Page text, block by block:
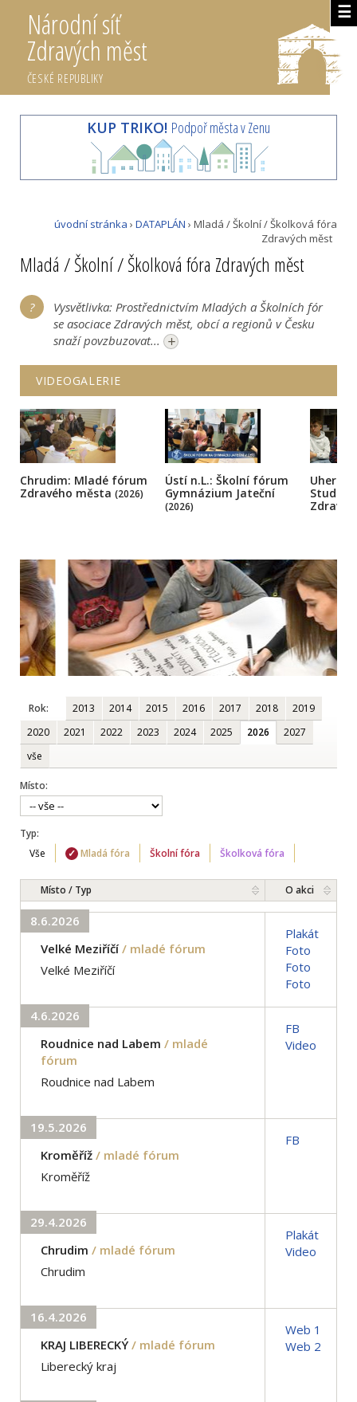
☰
Národní síť
Zdravých měst
ČESKÉ REPUBLIKY
KUP TRIKO! Podpoř města v Zenu
úvodní stránka › DATAPLÁN › Mladá / Školní / Školková fóra
Zdravých měst
Mladá / Školní / Školková fóra Zdravých měst
Vysvětlivka: Prostřednictvím Mladých a Školních fór
se asociace Zdravých měst, obcí a regionů v Česku
snaží povzbuzovat... +
VIDEOGALERIE
Chrudim: Mladé fórum
Zdravého města (2026)
Ústí n.L.: Školní fórum
Gymnázium Jateční
(2026)
Rok: 2013 2014 2015 2016 2017 2018
2019
2020
2021 2022 2023 2024 2025 2026
2027
vše
Místo:
Typ:
Vše
Mladá fóra Školní fóra Školková fóra
Místo / Typ O akci
8.6.2026
Velké Meziříčí / mladé fórum
Velké Meziříčí
Plakát
Foto
Foto
Foto
4.6.2026
Roudnice nad Labem / mladé
fórum
Roudnice nad Labem
FB
Video
19.5.2026
Kroměříž / mladé fórum
Kroměříž
FB
29.4.2026
Chrudim / mladé fórum
Chrudim
Plakát
Video
16.4.2026
KRAJ LIBERECKÝ / mladé fórum
Liberecký kraj
Web 1
Web 2